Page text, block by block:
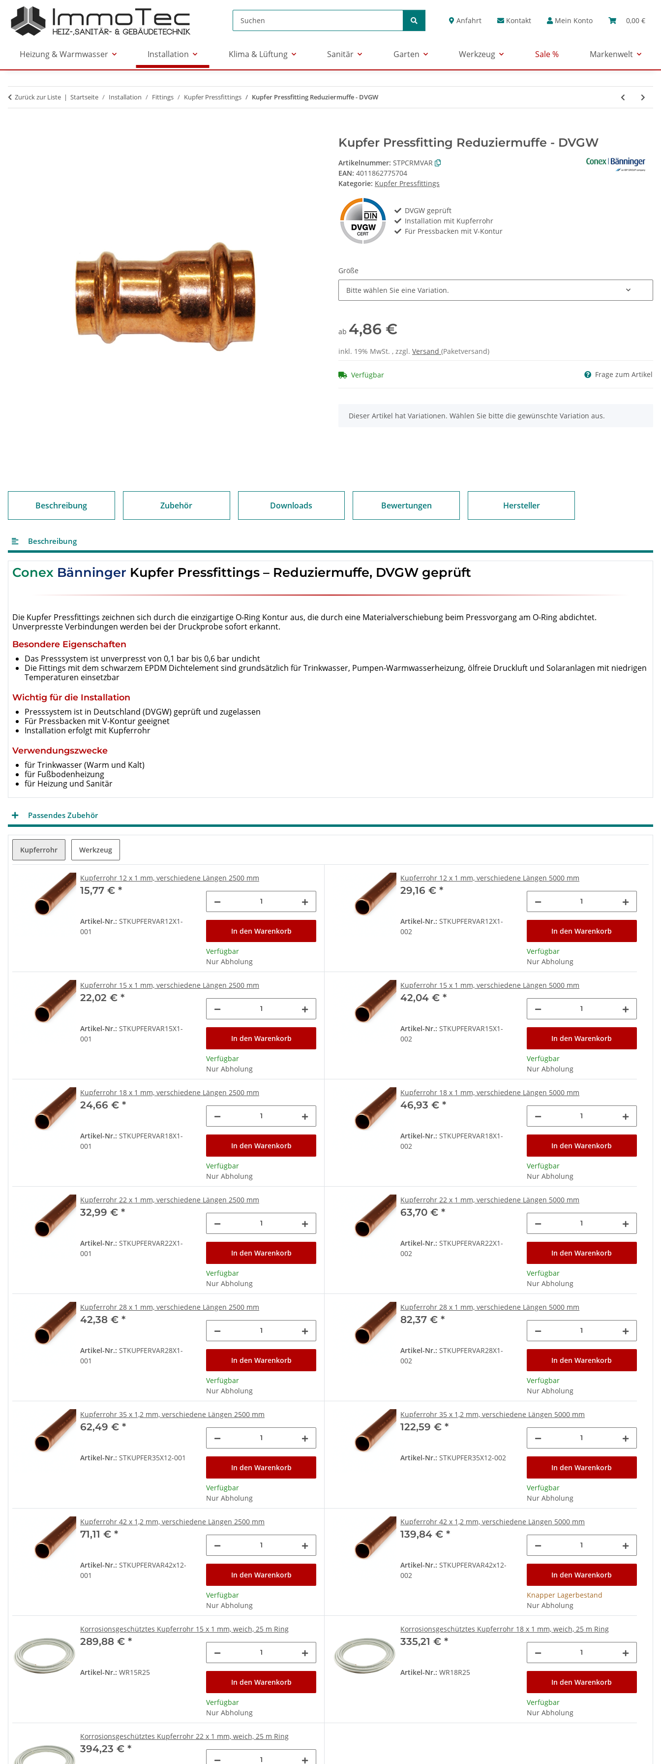
Anfahrt Kontakt Mein Konto 0,00 €
Heizung & Warmwasser Installation Klima & Lüftung Sanitär Garten Werkzeug Sale % Markenwelt
Zurück zur Liste Startseite Installation Fittings Kupfer Pressfittings Kupfer Pressfitting Reduziermuffe - DVGW
Kupfer Pressfitting Reduziermuffe - DVGW
Artikelnummer: STPCRMVAR
EAN: 4011862775704
Kategorie: Kupfer Pressfittings
DVGW geprüft
Installation mit Kupferrohr
Für Pressbacken mit V-Kontur
Größe
Bitte wählen Sie eine Variation.
ab 4,86 €
inkl. 19% MwSt. , zzgl. Versand (Paketversand)
Verfügbar Frage zum Artikel
x
Dieser Artikel hat Variationen. Wählen Sie bitte die gewünschte Variation aus.
Beschreibung Zubehör Downloads Bewertungen Hersteller
Beschreibung
Conex Bänninger Kupfer Pressfittings – Reduziermuffe, DVGW geprüft
Die Kupfer Pressfittings zeichnen sich durch die einzigartige O-Ring Kontur aus, die durch eine Materialverschiebung beim Pressvorgang am O-Ring abdichtet.
Unverpresste Verbindungen werden bei der Druckprobe sofort erkannt.
Besondere Eigenschaften
Das Presssystem ist unverpresst von 0,1 bar bis 0,6 bar undicht
Die Fittings mit dem schwarzem EPDM Dichtelement sind grundsätzlich für Trinkwasser, Pumpen-Warmwasserheizung, ölfreie Druckluft und Solaranlagen mit niedrigen
Temperaturen einsetzbar
Wichtig für die Installation
Presssystem ist in Deutschland (DVGW) geprüft und zugelassen
Für Pressbacken mit V-Kontur geeignet
Installation erfolgt mit Kupferrohr
Verwendungszwecke
für Trinkwasser (Warm und Kalt)
für Fußbodenheizung
für Heizung und Sanitär
Passendes Zubehör
Kupferrohr Werkzeug
Kupferrohr 12 x 1 mm, verschiedene Längen 2500 mm
15,77 € *
Artikel-Nr.: STKUPFERVAR12X1-
001
In den Warenkorb
Verfügbar
Nur Abholung
Kupferrohr 12 x 1 mm, verschiedene Längen 5000 mm
29,16 €*
Artikel-Nr.: STKUPFERVAR12X1-
002
In den Warenkorb
Verfügbar
Nur Abholung
Kupferrohr 15 x 1 mm, verschiedene Längen 2500 mm
22,02 € *
Artikel-Nr.: STKUPFERVAR15X1-
001
In den Warenkorb
Verfügbar
Nur Abholung
Kupferrohr 15 x 1 mm, verschiedene Längen 5000 mm
42,04 €*
Artikel-Nr.: STKUPFERVAR15X1-
002
In den Warenkorb
Verfügbar
Nur Abholung
Kupferrohr 18 x 1 mm, verschiedene Längen 2500 mm
24,66 € *
Artikel-Nr.: STKUPFERVAR18X1-
001
In den Warenkorb
Verfügbar
Nur Abholung
Kupferrohr 18 x 1 mm, verschiedene Längen 5000 mm
46,93 €*
Artikel-Nr.: STKUPFERVAR18X1-
002
In den Warenkorb
Verfügbar
Nur Abholung
Kupferrohr 22 x 1 mm, verschiedene Längen 2500 mm
32,99 € *
Artikel-Nr.: STKUPFERVAR22X1-
001
In den Warenkorb
Verfügbar
Nur Abholung
Kupferrohr 22 x 1 mm, verschiedene Längen 5000 mm
63,70 €*
Artikel-Nr.: STKUPFERVAR22X1-
002
In den Warenkorb
Verfügbar
Nur Abholung
Kupferrohr 28 x 1 mm, verschiedene Längen 2500 mm
42,38 € *
Artikel-Nr.: STKUPFERVAR28X1-
001
In den Warenkorb
Verfügbar
Nur Abholung
Kupferrohr 28 x 1 mm, verschiedene Längen 5000 mm
82,37 €*
Artikel-Nr.: STKUPFERVAR28X1-
002
In den Warenkorb
Verfügbar
Nur Abholung
Kupferrohr 35 x 1,2 mm, verschiedene Längen 2500 mm
62,49 € *
Artikel-Nr.: STKUPFER35X12-001
In den Warenkorb
Verfügbar
Nur Abholung
Kupferrohr 35 x 1,2 mm, verschiedene Längen 5000 mm
122,59 €*
Artikel-Nr.: STKUPFER35X12-002
In den Warenkorb
Verfügbar
Nur Abholung
Kupferrohr 42 x 1,2 mm, verschiedene Längen 2500 mm
71,11 € *
Artikel-Nr.: STKUPFERVAR42x12-
001
In den Warenkorb
Verfügbar
Nur Abholung
Kupferrohr 42 x 1,2 mm, verschiedene Längen 5000 mm
139,84 €*
Artikel-Nr.: STKUPFERVAR42x12-
002
In den Warenkorb
Knapper Lagerbestand
Nur Abholung
Korrosionsgeschütztes Kupferrohr 15 x 1 mm, weich, 25 m Ring
289,88 € *
Artikel-Nr.: WR15R25
In den Warenkorb
Verfügbar
Nur Abholung
Korrosionsgeschütztes Kupferrohr 18 x 1 mm, weich, 25 m Ring
335,21 €*
Artikel-Nr.: WR18R25
In den Warenkorb
Verfügbar
Nur Abholung
Korrosionsgeschütztes Kupferrohr 22 x 1 mm, weich, 25 m Ring
394,23 € *